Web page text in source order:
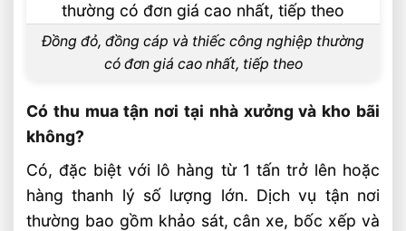
Đồng đỏ, đồng cáp và thiếc công nghiệp thường
có đơn giá cao nhất, tiếp theo
Có thu mua tận nơi tại nhà xưởng và kho bãi
không?
Có, đặc biệt với lô hàng từ 1 tấn trở lên hoặc
hàng thanh lý số lượng lớn. Dịch vụ tận nơi
thường bao gồm khảo sát, cân xe, bốc xếp và